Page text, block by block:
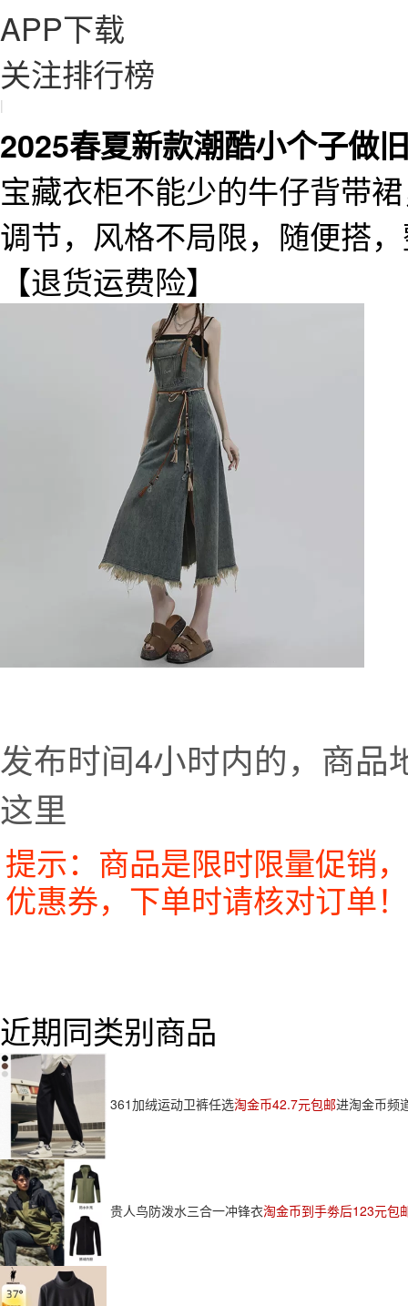
APP下载
关注排行榜
|
2025春夏新款潮酷小个子做
宝藏衣柜不能少的牛仔背带
调节，风格不局限，随便搭
【退货运费险】
发布时间4小时内的，商品
这里
提示：商品是限时限量促销
优惠券，下单时请核对订单！
近期同类别商品
361加绒运动卫裤任选淘金币42.7元包邮进淘金币频
贵人鸟防泼水三合一冲锋衣淘金币到手劵后123元包